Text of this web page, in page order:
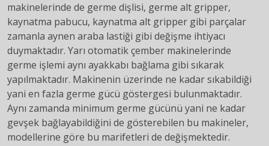
makinelerinde de germe dişlisi, germe alt gripper,
kaynatma pabucu, kaynatma alt gripper gibi parçalar
zamanla aynen araba lastiği gibi değişme ihtiyacı
duymaktadır. Yarı otomatik çember makinelerinde
germe işlemi aynı ayakkabı bağlama gibi sıkarak
yapılmaktadır. Makinenin üzerinde ne kadar sıkabildiği
yani en fazla germe gücü göstergesi bulunmaktadır.
Aynı zamanda minimum germe gücünü yani ne kadar
gevşek bağlayabildiğini de gösterebilen bu makineler,
modellerine göre bu marifetleri de değişmektedir.